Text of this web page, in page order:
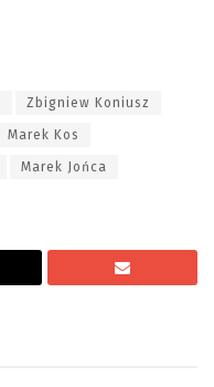
Zbigniew Koniusz
Marek Kos
Marek Jońca